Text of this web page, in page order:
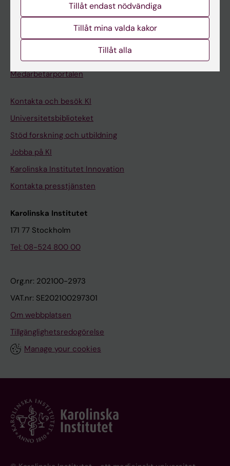
Kurs- och programwebbar
Medarbetare
Medarbetarportalen
Kontakta och besök KI
Universitetsbiblioteket
Stöd forskning och utbildning
Jobba på KI
Karolinska Institutet Innovation
Kontakta presstjänsten
Karolinska Institutet
171 77 Stockholm
Tel: 08-524 800 00
Org.nr: 202100-2973
VAT.nr: SE202100297301
Om webbplatsen
Tillgänglighetsredogörelse
Manage your cookies
Tillåt endast nödvändiga
Tillåt mina valda kakor
Tillåt alla